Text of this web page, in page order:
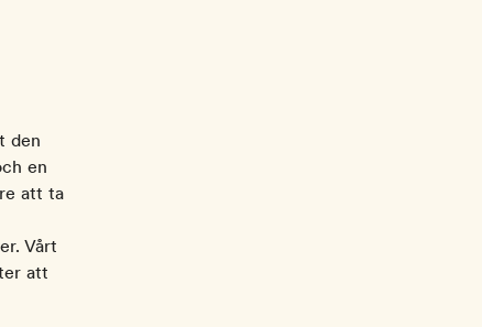
den
en
att ta
Vårt
att